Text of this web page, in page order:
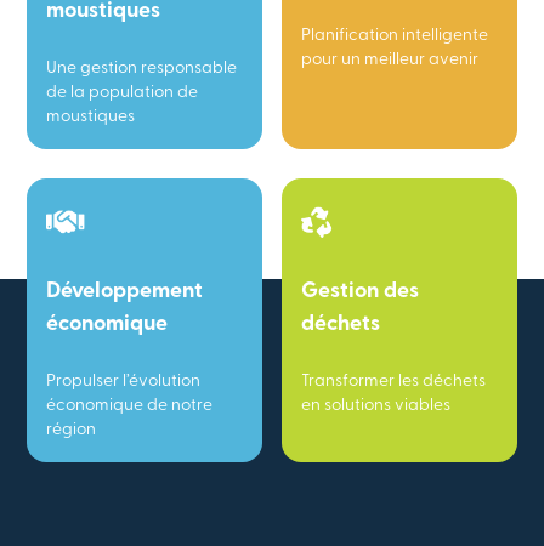
moustiques
Une gestion responsable
de la population de
moustiques
Planification intelligente
pour un meilleur avenir
Développement
économique
Propulser l’évolution
économique de notre
région
Gestion des
déchets
Transformer les déchets
en solutions viables